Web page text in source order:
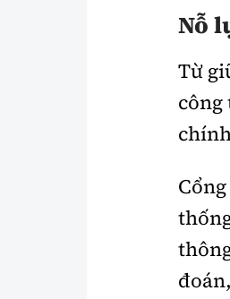
Chất lượng sống
Nỗ
Từ
công